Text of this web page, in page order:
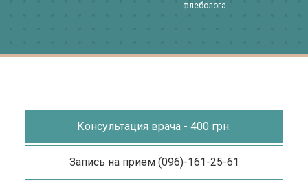
флеболога
Консультация врача - 400 грн.
Запись на прием (096)-161-25-61